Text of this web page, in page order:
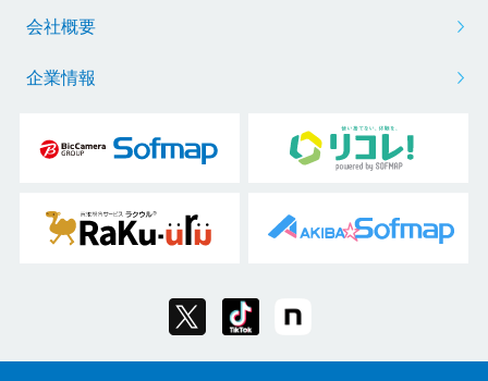
会社概要
企業情報